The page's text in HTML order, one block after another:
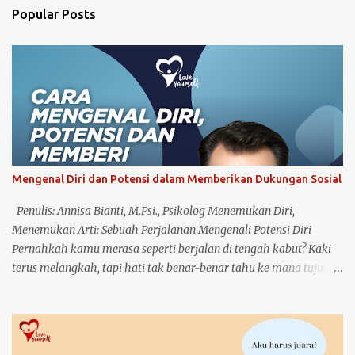
Popular Posts
Mengenal Diri dan Potensi dalam Memberikan Dukungan Sosial
Penulis: Annisa Bianti, M.Psi., Psikolog Menemukan Diri,
Menemukan Arti: Sebuah Perjalanan Mengenali Potensi Diri
Pernahkah kamu merasa seperti berjalan di tengah kabut? Kaki
terus melangkah, tapi hati tak benar-benar tahu ke mana tujuan.
aku, dan apa potensi terbaik yang tersembunyi dalam diriku?"
Aku pun pernah berada di titik itu. Titik di mana hidup terasa